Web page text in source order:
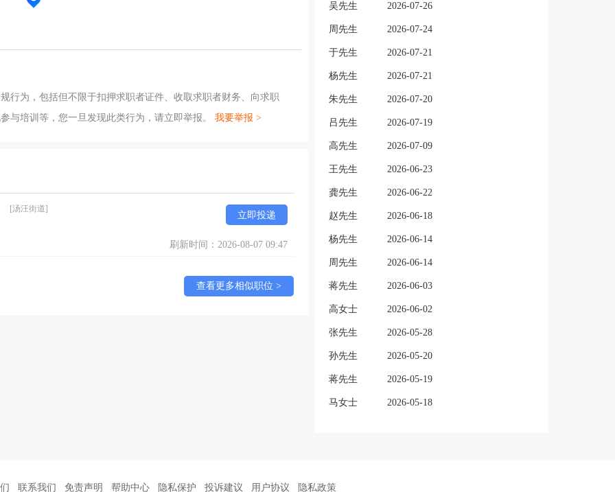
行为，包括但不限于扣押求职者证件、收取求职者财务、向求职
与培训等，您一旦发现此类行为，请立即举报。 我要举报 >
[汤汪街道]
立即投递
刷新时间：2026-08-07 09:47
查看更多相似职位 >
吴先生 2026-07-26
周先生 2026-07-24
于先生 2026-07-21
杨先生 2026-07-21
朱先生 2026-07-20
吕先生 2026-07-19
高先生 2026-07-09
王先生 2026-06-23
龚先生 2026-06-22
赵先生 2026-06-18
杨先生 2026-06-14
周先生 2026-06-14
蒋先生 2026-06-03
高女士 2026-06-02
张先生 2026-05-28
孙先生 2026-05-20
蒋先生 2026-05-19
马女士 2026-05-18
联系我们 免责声明 帮助中心 隐私保护 投诉建议 用户协议 隐私政策